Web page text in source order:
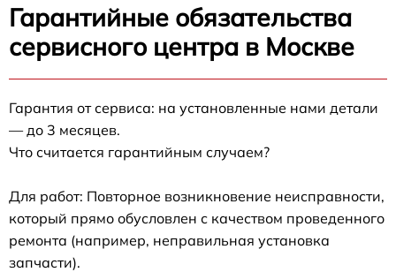
Гарантийные обязательства
сервисного центра в Москве
Гарантия от сервиса: на установленные нами детали
— до 3 месяцев.
Что считается гарантийным случаем?
Для работ: Повторное возникновение неисправности,
который прямо обусловлен с качеством проведенного
ремонта (например, неправильная установка
запчасти).